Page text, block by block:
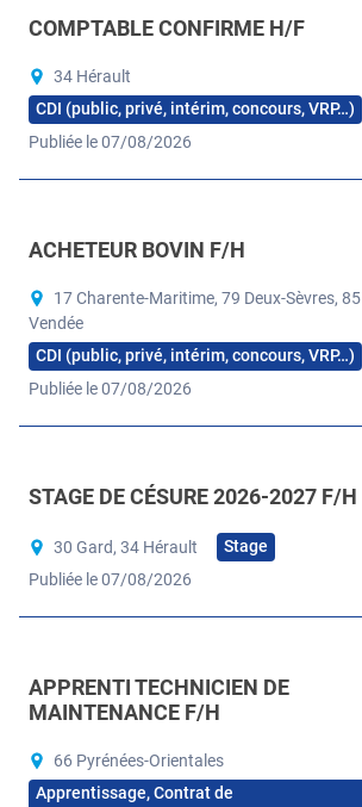
COMPTABLE CONFIRME H/F
34 Hérault
CDI (public, privé, intérim, concours, VRP…)
Publiée le 07/08/2026
ACHETEUR BOVIN F/H
17 Charente-Maritime, 79 Deux-Sèvres, 85
Vendée
CDI (public, privé, intérim, concours, VRP…)
Publiée le 07/08/2026
STAGE DE CÉSURE 2026-2027 F/H
30 Gard, 34 Hérault
Stage
Publiée le 07/08/2026
APPRENTI TECHNICIEN DE
MAINTENANCE F/H
66 Pyrénées-Orientales
Apprentissage, Contrat de